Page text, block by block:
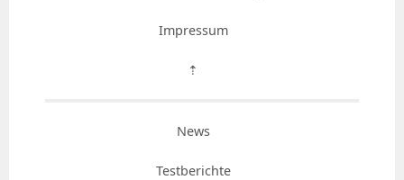
Impressum
⇡
News
Testberichte